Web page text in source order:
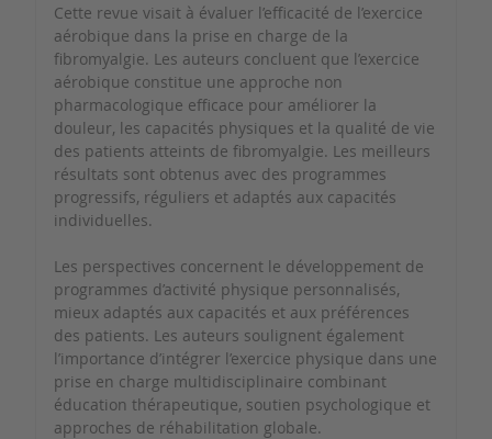
Cette revue visait à évaluer l’efficacité de l’exercice
aérobique dans la prise en charge de la
fibromyalgie. Les auteurs concluent que l’exercice
aérobique constitue une approche non
pharmacologique efficace pour améliorer la
douleur, les capacités physiques et la qualité de vie
des patients atteints de fibromyalgie. Les meilleurs
résultats sont obtenus avec des programmes
progressifs, réguliers et adaptés aux capacités
individuelles.
Les perspectives concernent le développement de
programmes d’activité physique personnalisés,
mieux adaptés aux capacités et aux préférences
des patients. Les auteurs soulignent également
l’importance d’intégrer l’exercice physique dans une
prise en charge multidisciplinaire combinant
éducation thérapeutique, soutien psychologique et
approches de réhabilitation globale.